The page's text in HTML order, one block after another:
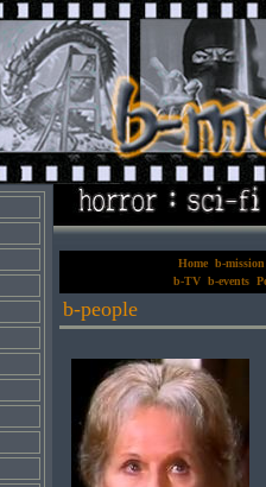
Home b-mission
b-TV b-events
b-people